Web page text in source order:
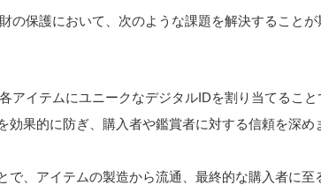
の保護において、次のような課題を解決することが
アイテムにユニークなデジタルIDを割り当てるこ
効果的に防ぎ、購入者や鑑賞者に対する信頼を深め
で、アイテムの製造から流通、最終的な購入者に至